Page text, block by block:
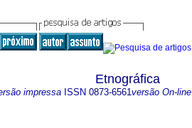
Etnográfica
impressa ISSN 0873-6561versão On-line